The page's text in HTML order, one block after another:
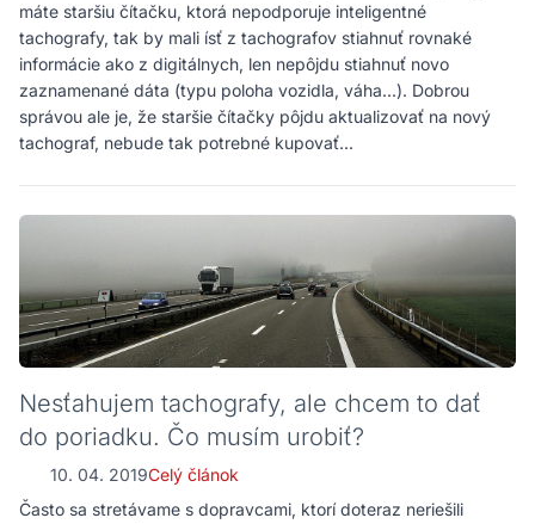
máte staršiu čítačku, ktorá nepodporuje inteligentné
tachografy, tak by mali ísť z tachografov stiahnuť rovnaké
informácie ako z digitálnych, len nepôjdu stiahnuť novo
zaznamenané dáta (typu poloha vozidla, váha...). Dobrou
správou ale je, že staršie čítačky pôjdu aktualizovať na nový
tachograf, nebude tak potrebné kupovať...
Nesťahujem tachografy, ale chcem to dať
do poriadku. Čo musím urobiť?
10. 04. 2019Celý článok
Často sa stretávame s dopravcami, ktorí doteraz neriešili